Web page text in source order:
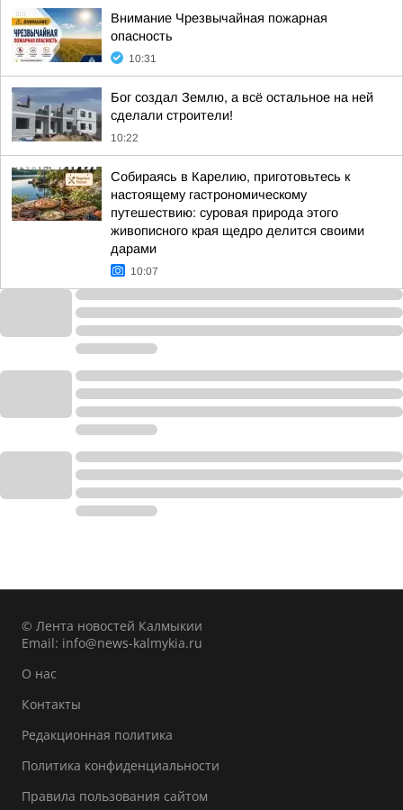
Внимание Чрезвычайная пожарная
опасность
10:31
Бог создал Землю, а всё остальное на ней
сделали строители!
10:22
Собираясь в Карелию, приготовьтесь к
настоящему гастрономическому
путешествию: суровая природа этого
живописного края щедро делится своими
дарами
10:07
© Лента новостей Калмыкии
Email: info@news-kalmykia.ru
О нас
Контакты
Редакционная политика
Политика конфиденциальности
Правила пользования сайтом